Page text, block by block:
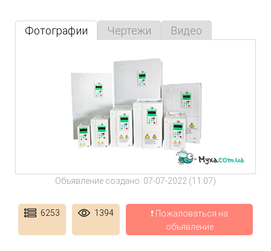
Фотографии Чертежи Видео
Объявление создано: 07-07-2022 (11:07)
6253 1394
❗ Пожаловаться на
объявление